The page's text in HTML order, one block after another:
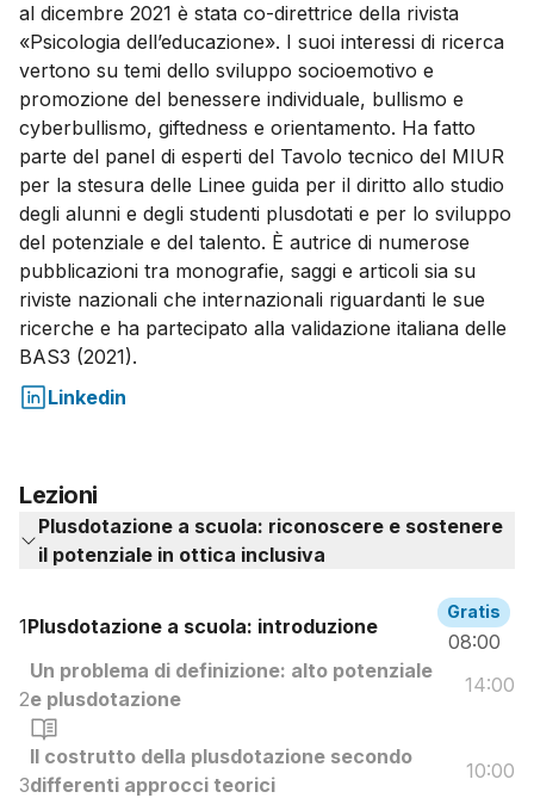
al dicembre 2021 è stata co-direttrice della rivista
«Psicologia dell’educazione». I suoi interessi di ricerca
vertono su temi dello sviluppo socioemotivo e
promozione del benessere individuale, bullismo e
cyberbullismo, giftedness e orientamento. Ha fatto
parte del panel di esperti del Tavolo tecnico del MIUR
per la stesura delle Linee guida per il diritto allo studio
degli alunni e degli studenti plusdotati e per lo sviluppo
del potenziale e del talento. È autrice di numerose
pubblicazioni tra monografie, saggi e articoli sia su
riviste nazionali che internazionali riguardanti le sue
ricerche e ha partecipato alla validazione italiana delle
BAS3 (2021).
Linkedin
Lezioni
Plusdotazione a scuola: riconoscere e sostenere
il potenziale in ottica inclusiva
1Plusdotazione a scuola: introduzione
Gratis
08:00
2
Un problema di definizione: alto potenziale
e plusdotazione
14:00
3
Il costrutto della plusdotazione secondo
differenti approcci teorici
10:00